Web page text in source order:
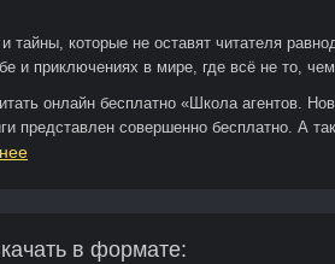
тайны, которые не оставят читателя
и приключениях в мире, где всё не то, чем
онлайн бесплатно «Школа агентов.
представлен совершенно бесплатно. А
в формате: